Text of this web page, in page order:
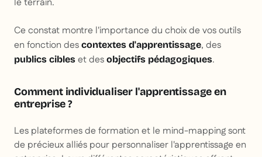
le terrain.
Ce constat montre l'importance du choix de vos outils
en fonction des contextes d'apprentissage, des
publics cibles et des objectifs pédagogiques.
Comment individualiser l'apprentissage en
entreprise ?
Les plateformes de formation et le mind-mapping sont
de précieux alliés pour personnaliser l'apprentissage en